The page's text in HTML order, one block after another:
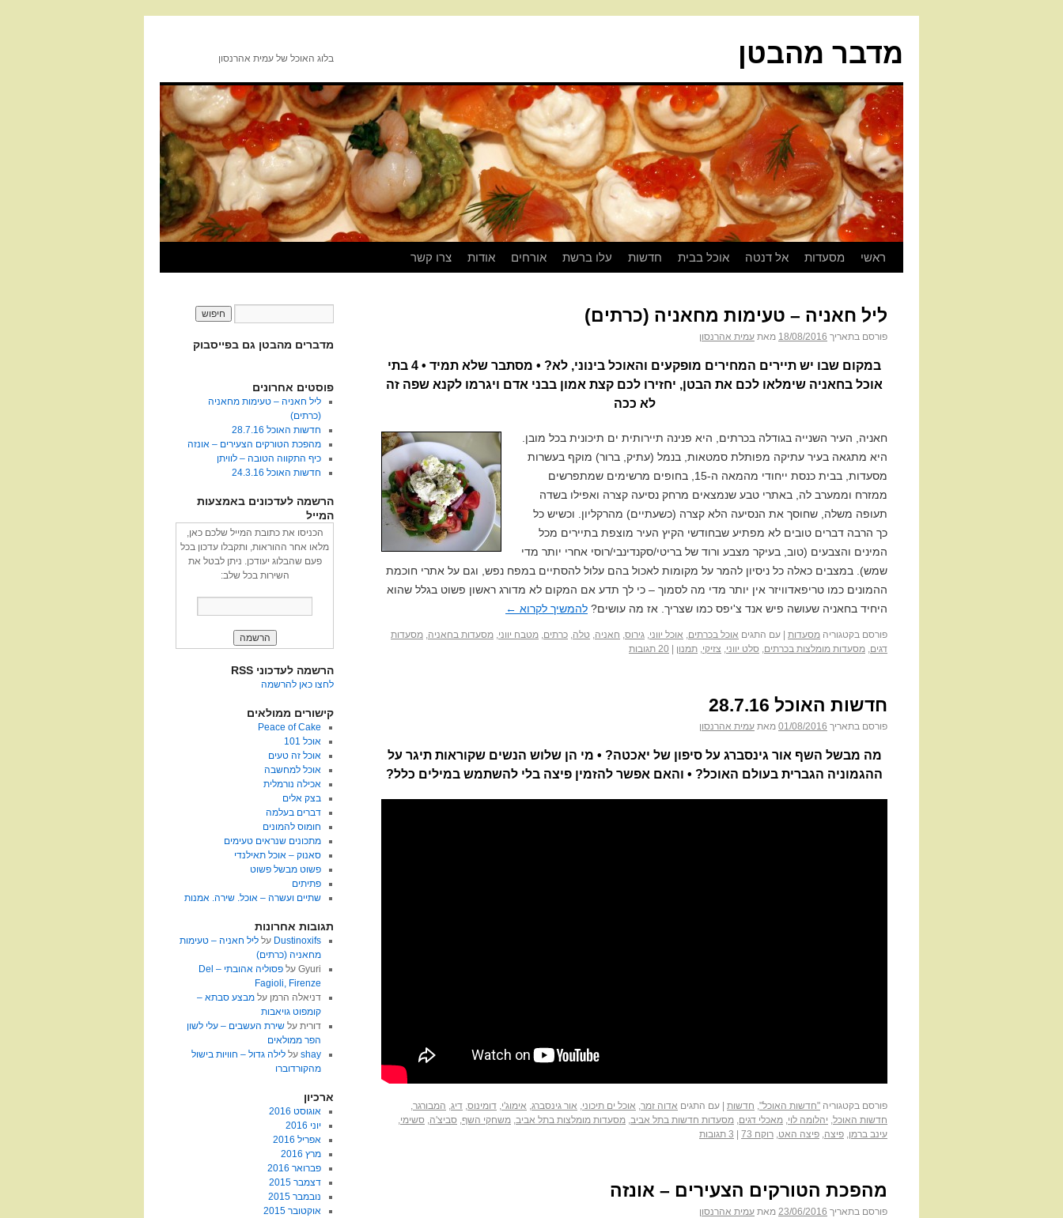
מדבר מהבטן בלוג האוכל של עמית אהרנסון
ראשי מסעדות אל דנטה אוכל בבית חדשות עלו ברשת אורחים אודות צרו קשר
ליל חאניה – טעימות מחאניה (כרתים)
פורסם בתאריך 18/08/2016 מאת עמית אהרנסון
במקום שבו יש תיירים המחירים מופקעים והאוכל בינוני, לא? • מסתבר שלא תמיד • 4 בתי
אוכל בחאניה שימלאו לכם את הבטן, יחזירו לכם קצת אמון בבני אדם ויגרמו לקנא שפה זה
לא ככה
חאניה, העיר השנייה בגודלה בכרתים, היא פנינה תיירותית ים תיכונית בכל מובן.
היא מתגאה בעיר עתיקה מפותלת סמטאות, בנמל (עתיק, ברור) מוקף בעשרות
מסעדות, בבית כנסת ייחודי מהמאה ה-15, בחופים מרשימים שמתפרשים
ממזרח וממערב לה, באתרי טבע שנמצאים מרחק נסיעה קצרה ואפילו בשדה
תעופה משלה, שחוסך את הנסיעה הלא קצרה (כשעתיים) מהרקליון. וכשיש כל
כך הרבה דברים טובים לא מפתיע שבחודשי הקיץ העיר מוצפת בתיירים מכל
המינים והצבעים (טוב, בעיקר מצבע ורוד של בריטי/סקנדינבי/רוסי אחרי יותר מדי
שמש). במצבים כאלה כל ניסיון להמר על מקומות לאכול בהם עלול להסתיים במפח נפש, וגם על אתרי חוכמת
ההמונים כמו טריפאדוויזר אין יותר מדי מה לסמוך – כי לך תדע אם המקום לא מדורג ראשון פשוט בגלל שהוא
היחיד בחאניה שעושה פיש אנד צ'יפס כמו שצריך. אז מה עושים? להמשיך לקרוא ←
פורסם בקטגוריה מסעדות עם התגים אוכל בכרתים, אוכל יווני, גירוס, חאניה, טלה, כרתים, מטבח יווני, מסעדות בחאניה, מסעדות
דגים, מסעדות מומלצות בכרתים, סלט יווני, צזיקי, תמנון 20 תגובות
חדשות האוכל 28.7.16
פורסם בתאריך 01/08/2016 מאת עמית אהרנסון
מה מבשל השף אור גינסברג על סיפון של יאכטה? • מי הן שלוש הנשים שקוראות תיגר על
ההגמוניה הגברית בעולם האוכל? • והאם אפשר להזמין פיצה בלי להשתמש במילים כלל?
פורסם בקטגוריה "חדשות האוכל", חדשות עם התגים אדוה זמר, אוכל ים תיכוני, אור גינסברג, אימוג'י, דומינוס, דיג, המבורגר,
חדשות האוכל, יהלומה לוי, מאכלי דגים, מסעדות חדשות בתל אביב, מסעדות מומלצות בתל אביב, משחקי השף, סביצ'ה, סשימי,
עינב ברמן, פיצה, פיצה האט, רוקח 73 3 תגובות
מהפכת הטורקים הצעירים – אונזה
פורסם בתאריך 23/06/2016 מאת עמית אהרנסון
מדברים מהבטן גם בפייסבוק
פוסטים אחרונים
ליל חאניה – טעימות מחאניה
(כרתים)
חדשות האוכל 28.7.16
מהפכת הטורקים הצעירים – אונזה
כיף התקווה הטובה – לוויתן
חדשות האוכל 24.3.16
הרשמה לעדכונים באמצעות
המייל
הכניסו את כתובת המייל שלכם כאן,
מלאו אחר ההוראות, ותקבלו עדכון בכל
פעם שהבלוג יעודכן. ניתן לבטל את
השירות בכל שלב:
הרשמה לעדכוני RSS
לחצו כאן להרשמה
קישורים ממולאים
Peace of Cake
אוכל 101
אוכל זה טעים
אוכל למחשבה
אכילה נורמלית
בצק אלים
דברים בעלמה
חומוס להמונים
מתכונים שנראים טעימים
סאנוק – אוכל תאילנדי
פשוט מבשל פשוט
פתיתים
שתיים ועשרה – אוכל. שירה. אמנות
תגובות אחרונות
Dustinoxifs על ליל חאניה – טעימות
מחאניה (כרתים)
Gyuriעל
פסוליה אהובתי – Del
Fagioli, Firenze
דניאלה הרמן על מבצע סבתא –
קומפוט גויאבות
דוריתעל שירת העשבים – עלי לשון
הפר ממולאים
shayעל לילה גדול – חוויות בישול
מהקורדוברו
ארכיון
אוגוסט 2016
יוני 2016
אפריל 2016
מרץ 2016
פברואר 2016
דצמבר 2015
נובמבר 2015
אוקטובר 2015